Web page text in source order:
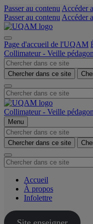
Passer au contenu Accéder
Passer au contenu Accéder
Page d'accueil de l'UQAM
Collimateur - Veille
Chercher dans ce site
Collimateur - Veille
Menu
Chercher dans ce site
Accueil
À propos
Infolettre